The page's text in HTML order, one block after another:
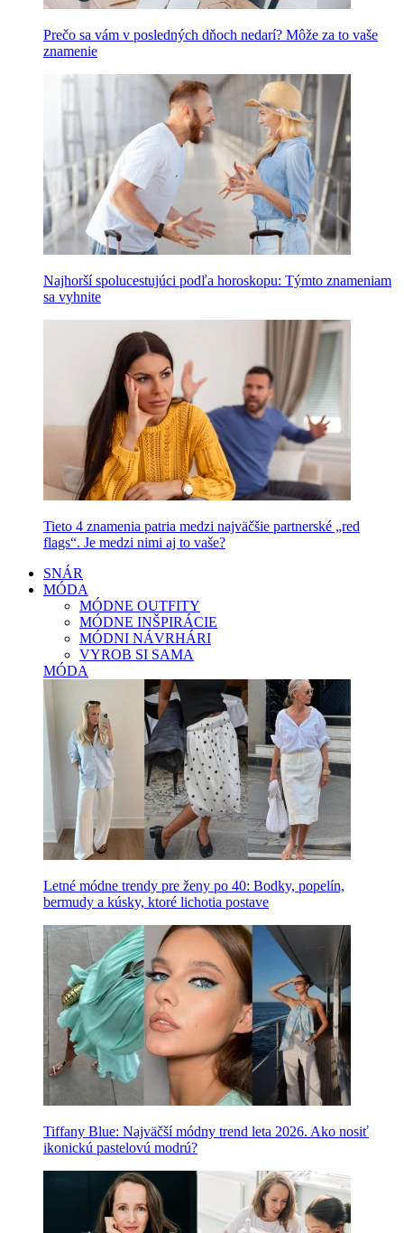
Prečo sa vám v posledných dňoch nedarí? Môže za to vaše
znamenie
Najhorší spolucestujúci podľa horoskopu: Týmto znameniam
sa vyhnite
Tieto 4 znamenia patria medzi najväčšie partnerské „red
flags“. Je medzi nimi aj to vaše?
SNÁR
MÓDA
MÓDNE OUTFITY
MÓDNE INŠPIRÁCIE
MÓDNI NÁVRHÁRI
VYROB SI SAMA
MÓDA
Letné módne trendy pre ženy po 40: Bodky, popelín,
bermudy a kúsky, ktoré lichotia postave
Tiffany Blue: Najväčší módny trend leta 2026. Ako nosiť
ikonickú pastelovú modrú?